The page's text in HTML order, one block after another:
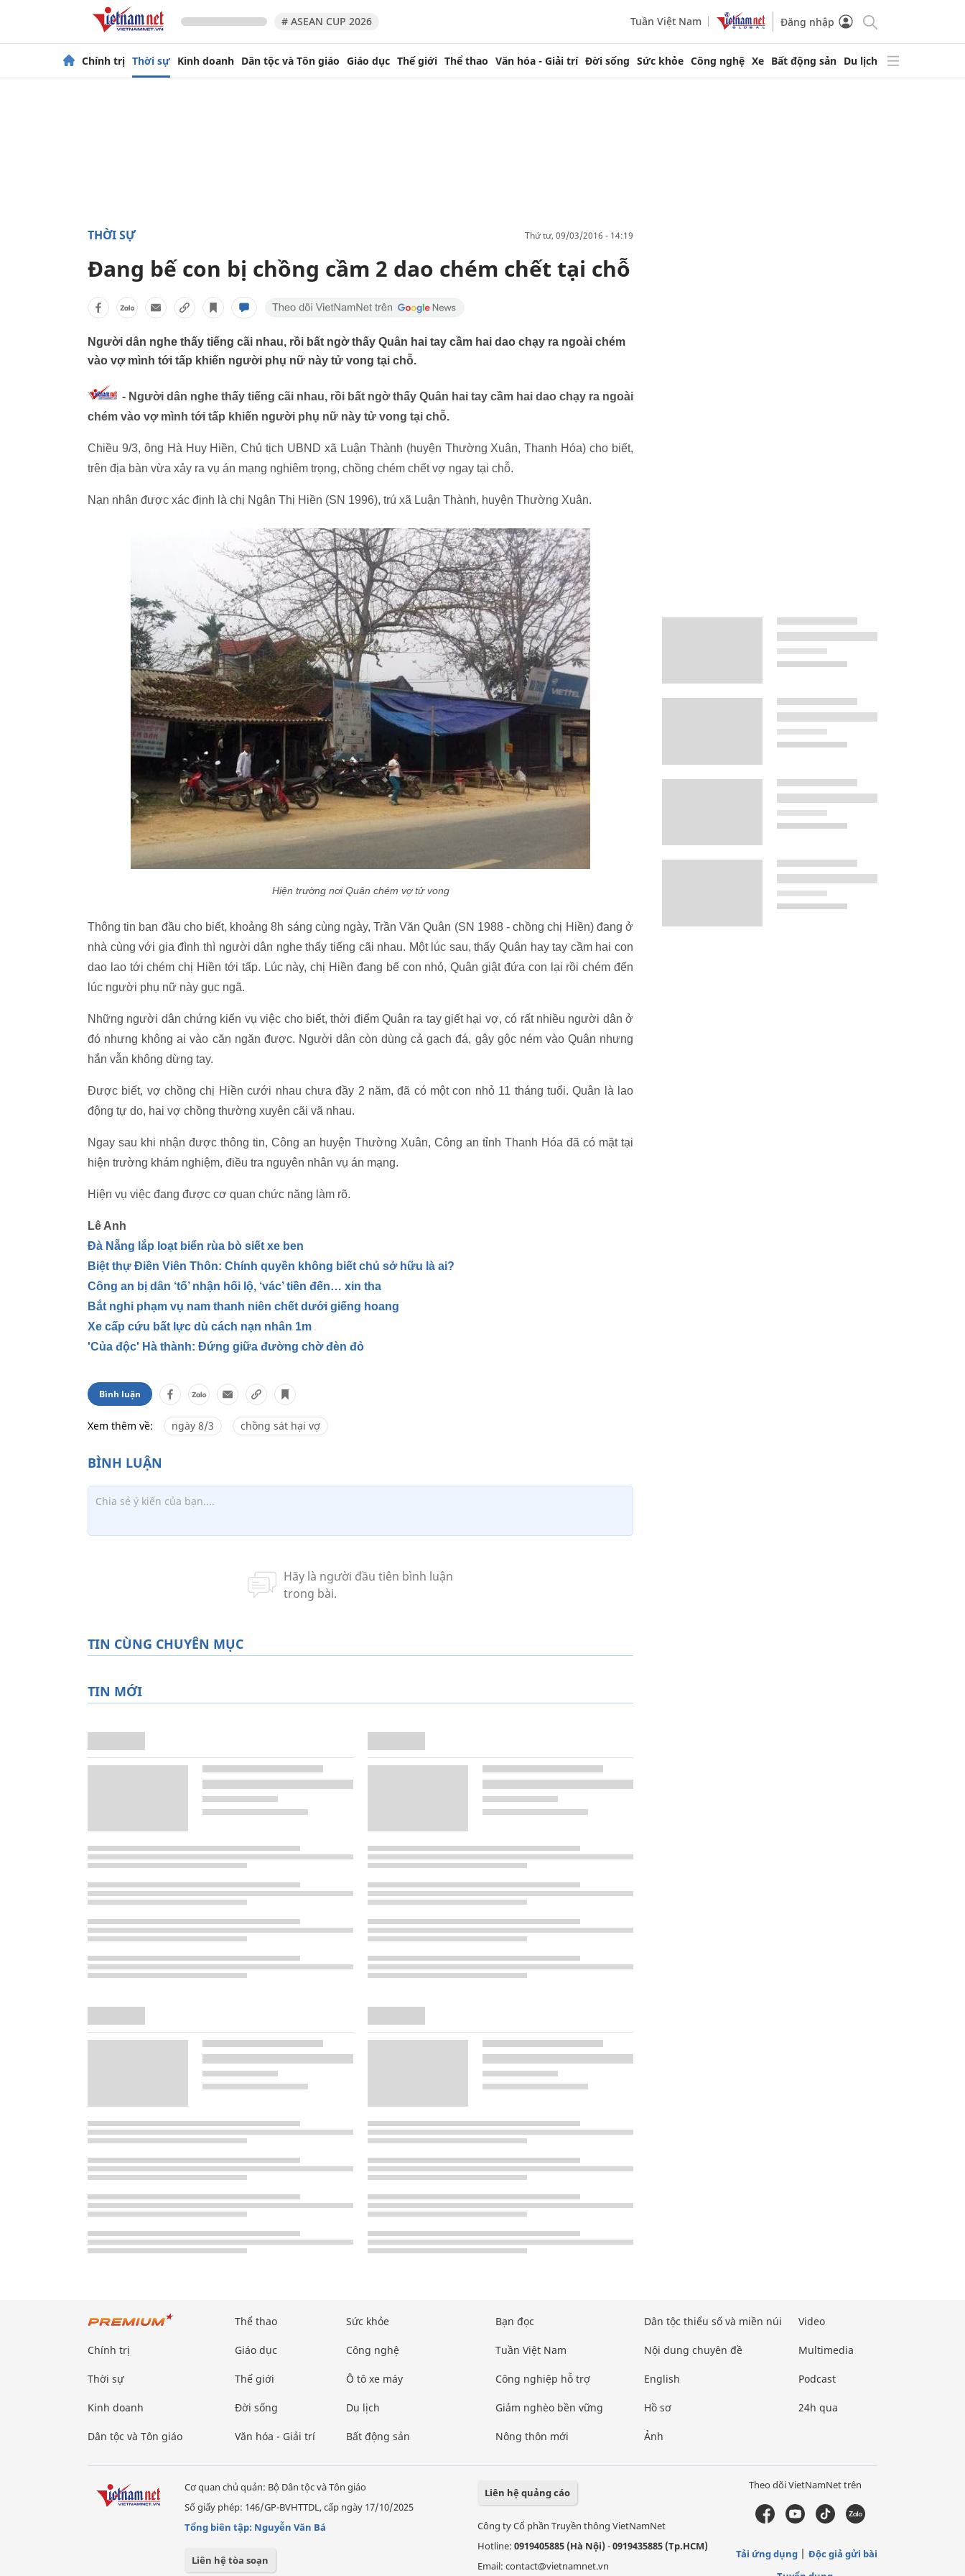
# ASEAN CUP 2026 Tuần Việt Nam Đăng nhập
Chính trị Thời sự Kinh doanh Dân tộc và Tôn giáo Giáo dục Thế giới Thể thao Văn hóa - Giải trí Đời sống Sức khỏe Công nghệ Xe Bất động sản Du lịch
THỜI SỰ thứ tư, 09/03/2016 - 14:19
Đang bế con bị chồng cầm 2 dao chém chết tại chỗ
Người dân nghe thấy tiếng cãi nhau, rồi bất ngờ thấy Quân hai tay cầm hai dao chạy ra ngoài chém
vào vợ mình tới tấp khiến người phụ nữ này tử vong tại chỗ.
- Người dân nghe thấy tiếng cãi nhau, rồi bất ngờ thấy Quân hai tay cầm hai dao chạy ra ngoài
chém vào vợ mình tới tấp khiến người phụ nữ này tử vong tại chỗ.
Chiều 9/3, ông Hà Huy Hiền, Chủ tịch UBND xã Luận Thành (huyện Thường Xuân, Thanh Hóa) cho biết,
trên địa bàn vừa xảy ra vụ án mạng nghiêm trọng, chồng chém chết vợ ngay tại chỗ.
Nạn nhân được xác định là chị Ngân Thị Hiền (SN 1996), trú xã Luận Thành, huyện Thường Xuân.
Hiện trường nơi Quân chém vợ tử vong
Thông tin ban đầu cho biết, khoảng 8h sáng cùng ngày, Trần Văn Quân (SN 1988 - chồng chị Hiền) đang ở
nhà cùng với gia đình thì người dân nghe thấy tiếng cãi nhau. Một lúc sau, thấy Quân hay tay cầm hai con
dao lao tới chém chị Hiền tới tấp. Lúc này, chị Hiền đang bế con nhỏ, Quân giật đứa con lại rồi chém đến
lúc người phụ nữ này gục ngã.
Những người dân chứng kiến vụ việc cho biết, thời điểm Quân ra tay giết hại vợ, có rất nhiều người dân ở
đó nhưng không ai vào căn ngăn được. Người dân còn dùng cả gạch đá, gậy gộc ném vào Quân nhưng
hắn vẫn không dừng tay.
Được biết, vợ chồng chị Hiền cưới nhau chưa đầy 2 năm, đã có một con nhỏ 11 tháng tuổi. Quân là lao
động tự do, hai vợ chồng thường xuyên cãi vã nhau.
Ngay sau khi nhận được thông tin, Công an huyện Thường Xuân, Công an tỉnh Thanh Hóa đã có mặt tại
hiện trường khám nghiệm, điều tra nguyên nhân vụ án mạng.
Hiện vụ việc đang được cơ quan chức năng làm rõ.
Lê Anh
Đà Nẵng lắp loạt biển rùa bò siết xe ben
Biệt thự Điền Viên Thôn: Chính quyền không biết chủ sở hữu là ai?
Công an bị dân ‘tố’ nhận hối lộ, ‘vác’ tiền đến… xin tha
Bắt nghi phạm vụ nam thanh niên chết dưới giếng hoang
Xe cấp cứu bất lực dù cách nạn nhân 1m
'Của độc' Hà thành: Đứng giữa đường chờ đèn đỏ
Bình luận
Xem thêm về: ngày 8/3 chồng sát hại vợ
TIN CÙNG CHUYÊN MỤC
TIN MỚI
Chính trị
Thời sự
Kinh doanh
Dân tộc và Tôn giáo
Thể thao
Giáo dục
Thế giới
Đời sống
Văn hóa - Giải trí
Sức khỏe
Công nghệ
Ô tô xe máy
Du lịch
Bất động sản
Bạn đọc
Tuần Việt Nam
Công nghiệp hỗ trợ
Giảm nghèo bền vững
Nông thôn mới
Dân tộc thiểu số và miền núi
Nội dung chuyên đề
English
Hồ sơ
Ảnh
Video
Multimedia
Podcast
24h qua
Cơ quan chủ quản: Bộ Dân tộc và Tôn giáo
Số giấy phép: 146/GP-BVHTTDL, cấp ngày 17/10/2025
Tổng biên tập: Nguyễn Văn Bá
Liên hệ tòa soạn
Liên hệ quảng cáo
Công ty Cổ phần Truyền thông VietNamNet
Hotline: 0919405885 (Hà Nội)-0919435885 (Tp.HCM)
Email: contact@vietnamnet.vn
Theo dõi VietNamNet trên
Tải ứng dụng
Độc giả gửi bài